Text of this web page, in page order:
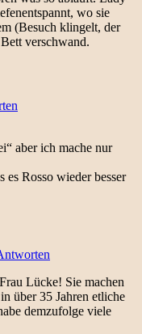
wo sie
(Besuch klingelt, der
verschwand.
aber ich mache nur
es Rosso wieder besser
Lücke! Sie machen
über 35 Jahren etliche
demzufolge viele